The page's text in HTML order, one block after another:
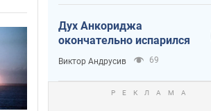
Дух Анкориджа
окончательно испарился
Виктор Андрусив 69